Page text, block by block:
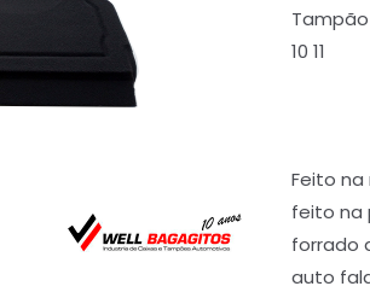
10 11
Feito
feito na
forrado
auto